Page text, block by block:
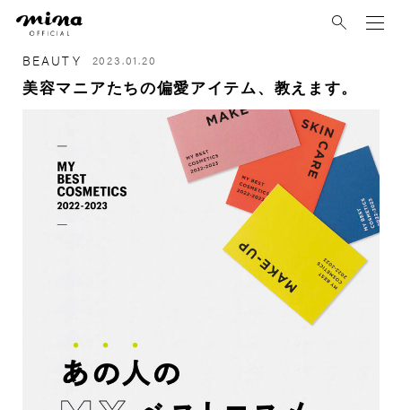
BEAUTY 2023.01.20
美容マニアたちの偏愛アイテム、教えます。